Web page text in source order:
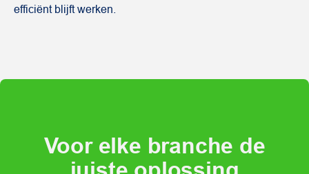
efficiënt blijft werken.
Voor elke branche de